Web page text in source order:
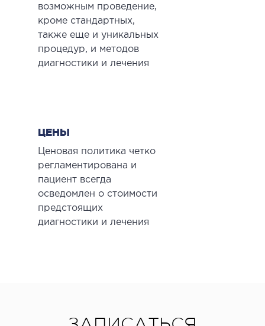
возможным проведение,
кроме стандартных,
также еще и уникальных
процедур, и методов
диагностики и лечения
ЦЕНЫ
Ценовая политика четко
регламентирована и
пациент всегда
осведомлен о стоимости
предстоящих
диагностики и лечения